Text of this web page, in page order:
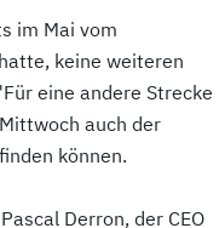
im Mai vom
keine weiteren
eine andere Strecke
auch der
können.
Derron, der CEO